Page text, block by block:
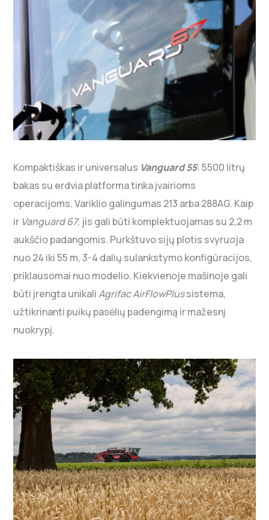
Kompaktiškas ir universalus Vanguard 55: 5500 litrų
bakas su erdvia platforma tinka įvairioms
operacijoms. Variklio galingumas 213 arba 288AG. Kaip
ir Vanguard 67, jis gali būti komplektuojamas su 2,2 m
aukščio padangomis. Purkštuvo sijų plotis svyruoja
nuo 24 iki 55 m, 3-4 dalių sulankstymo konfigūracijos,
priklausomai nuo modelio. Kiekvienoje mašinoje gali
būti įrengta unikaliAgrifac AirFlowPlussistema,
užtikrinanti puikų pasėlių padengimą ir mažesnį
nuokrypį.